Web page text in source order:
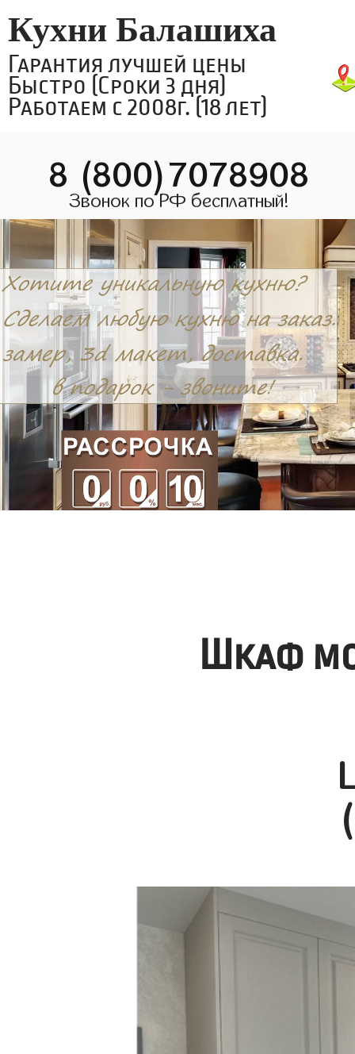
Кухни Балашиха
Гарантия лучшей цены
Быстро (Сроки 3 дня)
Работаем с 2008г. (18 лет)
8 (800)7078908
Звонок по РФ бесплатный!
Шкаф